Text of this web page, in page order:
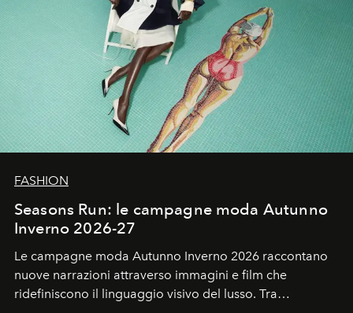
FASHION
Seasons Run: le campagne moda Autunno
Inverno 2026-27
Le campagne moda Autunno Inverno 2026 raccontano
nuove narrazioni attraverso immagini e film che
ridefiniscono il linguaggio visivo del lusso. Tra